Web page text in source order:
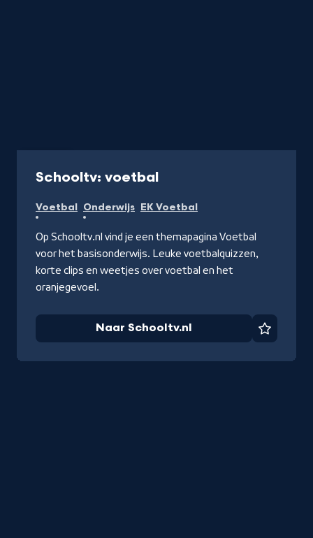
Schooltv: voetbal-
Schooltv.nl
Voetbal Onderwijs EK Voetbal
Op Schooltv.nl vind je een themapagina Voetbal
voor het basisonderwijs. Leuke voetbalquizzen,
korte clips en weetjes over voetbal en het
oranjegevoel.
Naar Schooltv.nl